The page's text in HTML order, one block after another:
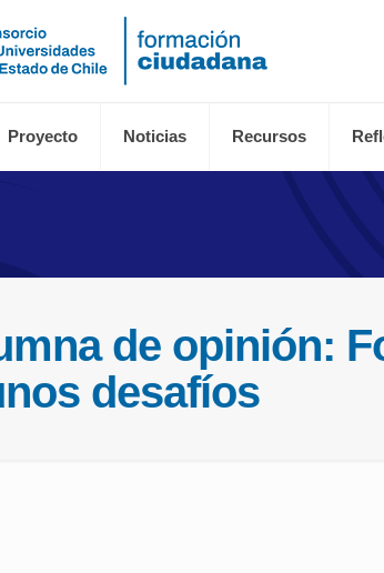
Proyecto Noticias Recursos
de opinión:
desafíos